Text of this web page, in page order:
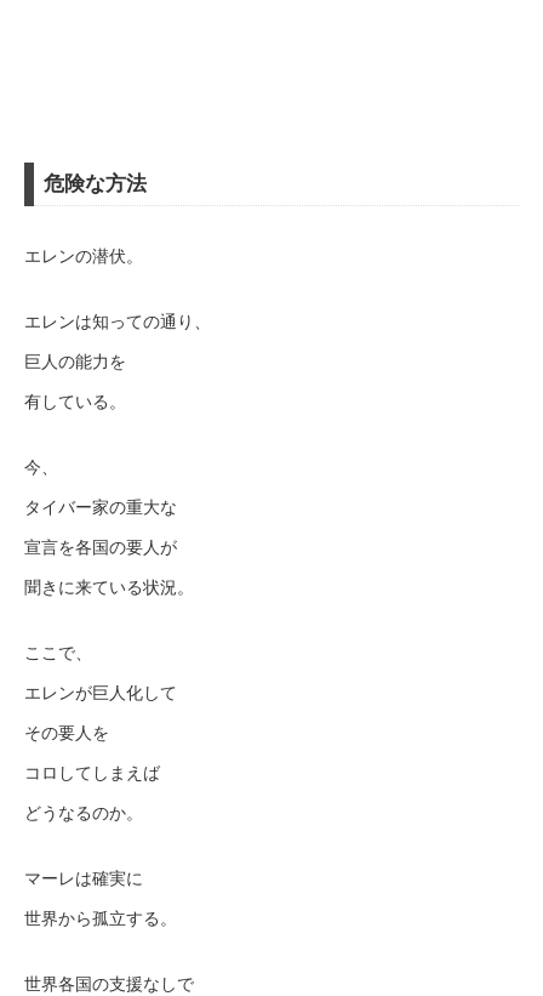
危険な方法
エレンの潜伏。
エレンは知っての通り、
巨人の能力を
有している。
今、
タイバー家の重大な
宣言を各国の要人が
聞きに来ている状況。
ここで、
エレンが巨人化して
その要人を
コロしてしまえば
どうなるのか。
マーレは確実に
世界から孤立する。
世界各国の支援なしで